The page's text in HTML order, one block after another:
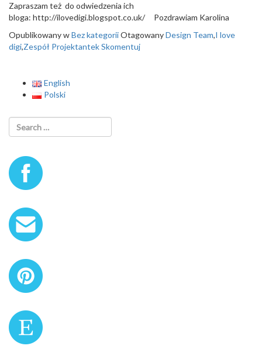
Zapraszam też do odwiedzenia ich
bloga: http://ilovedigi.blogspot.co.uk/ Pozdrawiam Karolina
Opublikowany wBez kategoriiOtagowanyDesign Team,I love
digi,Zespół ProjektantekSkomentuj
English
Polski